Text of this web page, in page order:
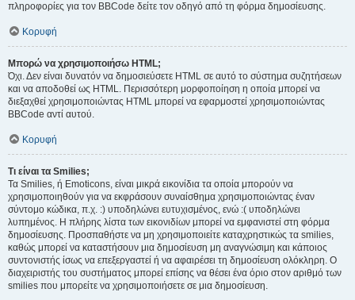
πληροφορίες για τον BBCode δείτε τον οδηγό από τη φόρμα δημοσίευσης.
Κορυφή
Μπορώ να χρησιμοποιήσω HTML;
Όχι. Δεν είναι δυνατόν να δημοσιεύσετε HTML σε αυτό το σύστημα συζητήσεων
και να αποδοθεί ως HTML. Περισσότερη μορφοποίηση η οποία μπορεί να
διεξαχθεί χρησιμοποιώντας HTML μπορεί να εφαρμοστεί χρησιμοποιώντας
BBCode αντί αυτού.
Κορυφή
Τι είναι τα Smilies;
Τα Smilies, ή Emoticons, είναι μικρά εικονίδια τα οποία μπορούν να
χρησιμοποιηθούν για να εκφράσουν συναίσθημα χρησιμοποιώντας έναν
σύντομο κώδικα, π.χ. :) υποδηλώνει ευτυχισμένος, ενώ :( υποδηλώνει
λυπημένος. Η πλήρης λίστα των εικονιδίων μπορεί να εμφανιστεί στη φόρμα
δημοσίευσης. Προσπαθήστε να μη χρησιμοποιείτε καταχρηστικώς τα smilies,
καθώς μπορεί να καταστήσουν μια δημοσίευση μη αναγνώσιμη και κάποιος
συντονιστής ίσως να επεξεργαστεί ή να αφαιρέσει τη δημοσίευση ολόκληρη. Ο
διαχειριστής του συστήματος μπορεί επίσης να θέσει ένα όριο στον αριθμό των
smilies που μπορείτε να χρησιμοποιήσετε σε μια δημοσίευση.